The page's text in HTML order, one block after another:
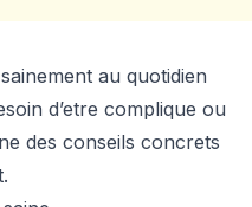
au quotidien
d’etre complique ou
des conseils concrets